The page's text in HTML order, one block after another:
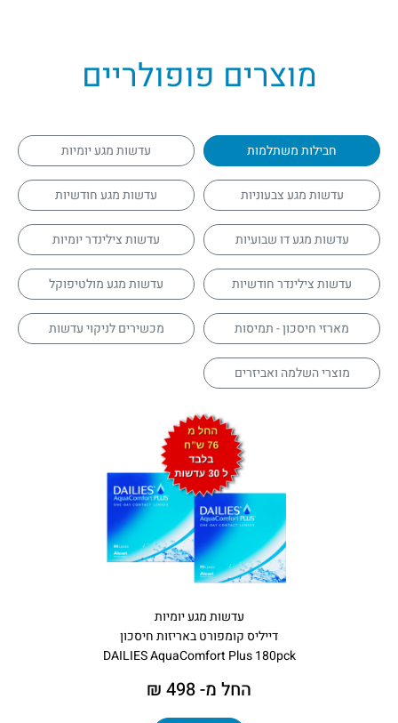
מוצרים פופולריים
חבילות משתלמות עדשות מגע יומיות
עדשות מגע צבעוניות עדשות מגע חודשיות
עדשות מגע דו שבועיות עדשות צילינדר יומיות
עדשות צילינדר חודשיות עדשות מגע מולטיפוקל
מארזי חיסכון - תמיסות מכשירים לניקוי עדשות
מוצרי השלמה ואביזרים
עדשות מגע יומיות
דייליס קומפורט באריזות חיסכון
DAILIES AquaComfort Plus 180pck
החל מ- 498 ₪